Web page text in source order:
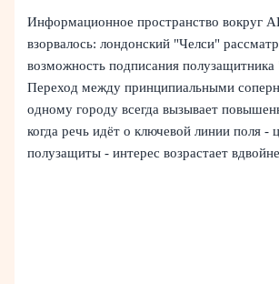
Информационное пространство вокруг
взорвалось: лондонский "Челси"
возможность подписания полузащитника
Переход между принципиальными
одному городу всегда вызывает
когда речь идёт о ключевой линии поля -
полузащиты - интерес возрастает